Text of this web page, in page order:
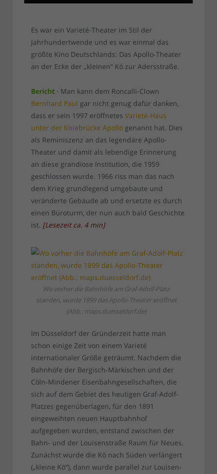
Es war ein Varieté-Theater im Stil der
Jahrhundertwende und es war einmal das
größte Kino Deutschlands: Das Apollo-Theater
an der Ecke der „kleinen“ Kö zur Adersstraße.
Bericht · Man kann dem Roncalli-Clown
Bernhard Paul gar nicht genug dafür danken,
dass er sein 1997 eröffnetes Varieté-Haus
unter der Kniebrücke Apollogenannt hat. Dies
als Reminiszenz an das legendäre Apollo-
Theater und damit als lebendige Erinnerung
an diese grandiose Institution, die 1959
geschlossen wurde. 1966 riss man das nach
dem Krieg grundlegend umgebaute und
veränderte Gebäude ab und ersetzte es durch
einen Büroturm, der nun auch bald Geschichte
ist. [Lesezeit ca. 4 min]
Wo vorher die Bahnhöfe am Graf-Adolf-Platz
standen, wurde 1899 das Apollo-Theater eröffnet
(Abb.: maps.duesseldorf.de)
Im Düsseldorf der Gründerzeit hatte man
schon einige Zeit von einem Varieté
internationaler Größe geträumt. Nachdem die
Bahnhöfe der Bergisch-Märkischen und der
Cöln-Mindener Eisenbahngesellschaften, die
sich auf dem Gebiet des heutigen Graf-Adolf-
Platzes gegenüberlagen, für den 1891
eingeweihten neuen Hauptbahnhof
aufgegeben wurden, entstand zwischen der
Bahn- und der Louisenstraße Raum für Neues.
Zunächst wurde die Kö nach Süden verlängert
(„kleine Kö“), dann wurde parallel zur Louisen-